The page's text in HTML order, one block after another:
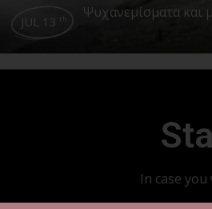
JUL 13 th Ψυχανεμίσματα και
In case